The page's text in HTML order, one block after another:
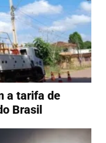
a tarifa de
Brasil